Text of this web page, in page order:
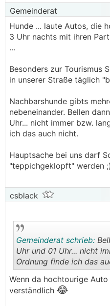
Gemeinderat
Hunde ... laute Autos, die
3 Uhr nachts mit ihren
...
Besonders zur Tourismus
in unserer Straße täglich
Nachbarshunde gibts
nebeneinander. Bellen
Uhr... nicht immer bzw.
ich das auch nicht.
Hauptsache bei uns darf
"teppichgeklopft" werden ;)
csblack
..
Gemeinderat schrieb:
Uhr und 01 Uhr... nicht
Ordnung finde ich das
Wenn da hochtourige
verständlich 😂